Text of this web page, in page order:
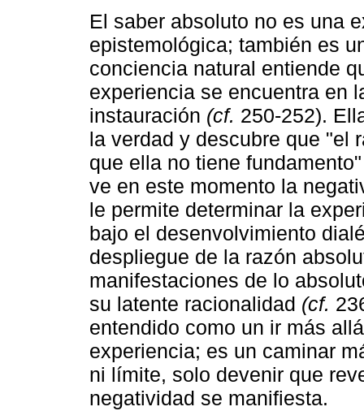
El saber absoluto no es una
epistemológica; también es
conciencia natural entiende
experiencia se encuentra en
instauración (cf. 250-252).
la verdad y descubre que "el
que ella no tiene
ve en este momento la
le permite determinar la
bajo el desenvolvimiento
despliegue de la razón
manifestaciones de lo
su latente racionalidad (cf.
entendido como un ir más
experiencia; es un caminar
ni límite, solo devenir que
negatividad se manifiesta.